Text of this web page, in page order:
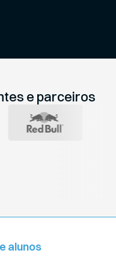
e parceiros
alunos